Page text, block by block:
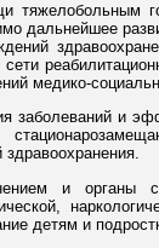
тяжелобольным
дальнейшее
сети
медико-
заболеваний и
здравоохранения.
и
детям и